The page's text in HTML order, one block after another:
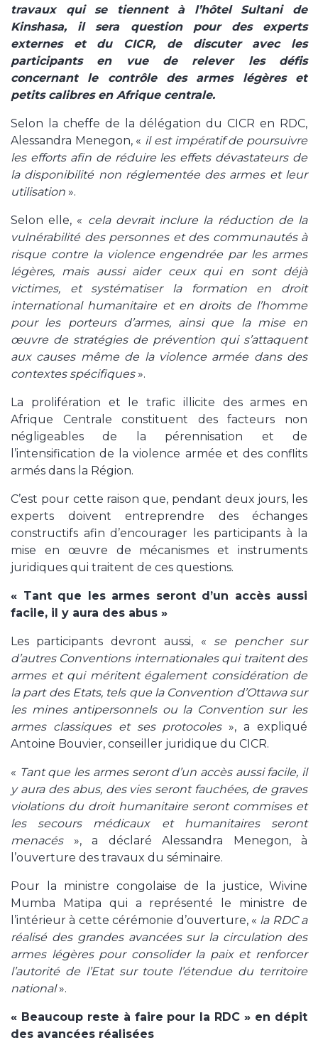
travaux qui se tiennent à l’hôtel Sultani de
Kinshasa, il sera question pour des experts
externes et du CICR, de discuter avec les
participants en vue de relever les défis
concernant le contrôle des armes légères et
petits calibres en Afrique centrale.
Selon la cheffe de la délégation du CICR en RDC,
Alessandra Menegon, « il est impératif de poursuivre
les efforts afin de réduire les effets dévastateurs de
la disponibilité non réglementée des armes et leur
utilisation ».
Selon elle, « cela devrait inclure la réduction de la
vulnérabilité des personnes et des communautés à
risque contre la violence engendrée par les armes
légères, mais aussi aider ceux qui en sont déjà
victimes, et systématiser la formation en droit
international humanitaire et en droits de l’homme
pour les porteurs d’armes, ainsi que la mise en
œuvre de stratégies de prévention qui s’attaquent
aux causes même de la violence armée dans des
contextes spécifiques».
La prolifération et le trafic illicite des armes en
Afrique Centrale constituent des facteurs non
négligeables de la pérennisation et de
l’intensification de la violence armée et des conflits
armés dans la Région.
C’est pour cette raison que, pendant deux jours, les
experts doivent entreprendre des échanges
constructifs afin d’encourager les participants à la
mise en œuvre de mécanismes et instruments
juridiques qui traitent de ces questions.
« Tant que les armes seront d’un accès aussi
facile, il y aura des abus »
Les participants devront aussi, « se pencher sur
d’autres Conventions internationales qui traitent des
armes et qui méritent également considération de
la part des Etats, tels que la Convention d’Ottawa sur
les mines antipersonnels ou la Convention sur les
armes classiques et ses protocoles», a expliqué
Antoine Bouvier, conseiller juridique du CICR.
« Tant que les armes seront d’un accès aussi facile, il
y aura des abus, des vies seront fauchées, de graves
violations du droit humanitaire seront commises et
les secours médicaux et humanitaires seront
menacés», a déclaré Alessandra Menegon, à
l’ouverture des travaux du séminaire.
Pour la ministre congolaise de la justice, Wivine
Mumba Matipa qui a représenté le ministre de
l’intérieur à cette cérémonie d’ouverture, « la RDC a
réalisé des grandes avancées sur la circulation des
armes légères pour consolider la paix et renforcer
l’autorité de l’Etat sur toute l’étendue du territoire
national».
« Beaucoup reste à faire pour la RDC » en dépit
des avancées réalisées